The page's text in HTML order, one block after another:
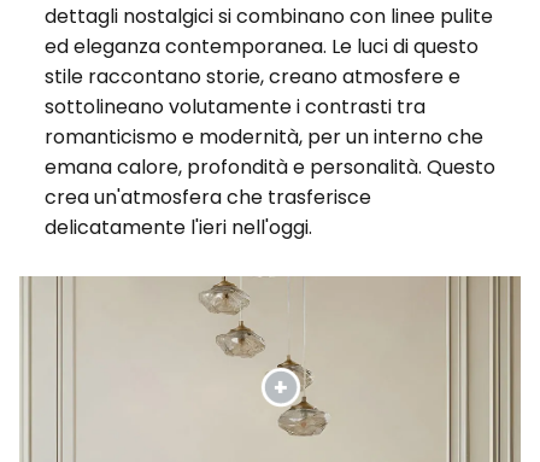
dettagli nostalgici si combinano con linee pulite
ed eleganza contemporanea. Le luci di questo
stile raccontano storie, creano atmosfere e
sottolineano volutamente i contrasti tra
romanticismo e modernità, per un interno che
emana calore, profondità e personalità. Questo
crea un'atmosfera che trasferisce
delicatamente l'ieri nell'oggi.